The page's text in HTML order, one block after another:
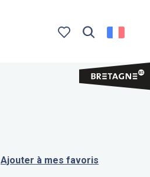
Ajouter à mes favoris